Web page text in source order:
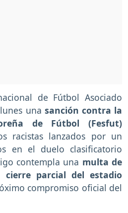
de Fútbol Asociado
una sanción contra la
de Fútbol (Fesfut)
racistas lanzados por un
en el duelo clasificatorio
contempla una multa de
cierre parcial del estadio
compromiso oficial del